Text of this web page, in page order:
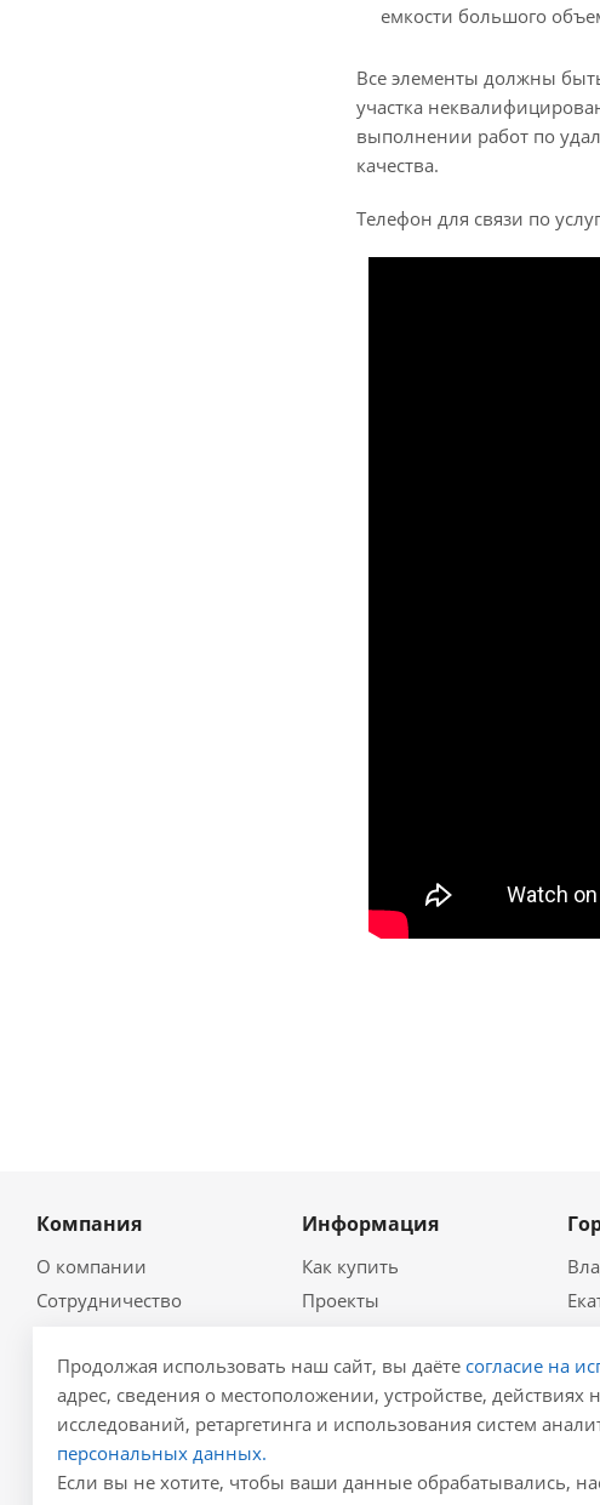
емкости большого
Все элементы должны
участка
выполнении работ по
качества.
Телефон для связи по
Компания
О компании
Сотрудничество
Контакты
Политика
Реквизиты
Результаты СОУТ
Информация
Как купить
Проекты
Гидравлический
калькулятор
Для проектировщиков
Продолжая использовать наш сайт, вы даёте согласие на
адрес, сведения о местоположении, устройстве,
исследований, ретаргетинга и использования систем
персональных данных.
Если вы не хотите, чтобы ваши данные обрабатывались,